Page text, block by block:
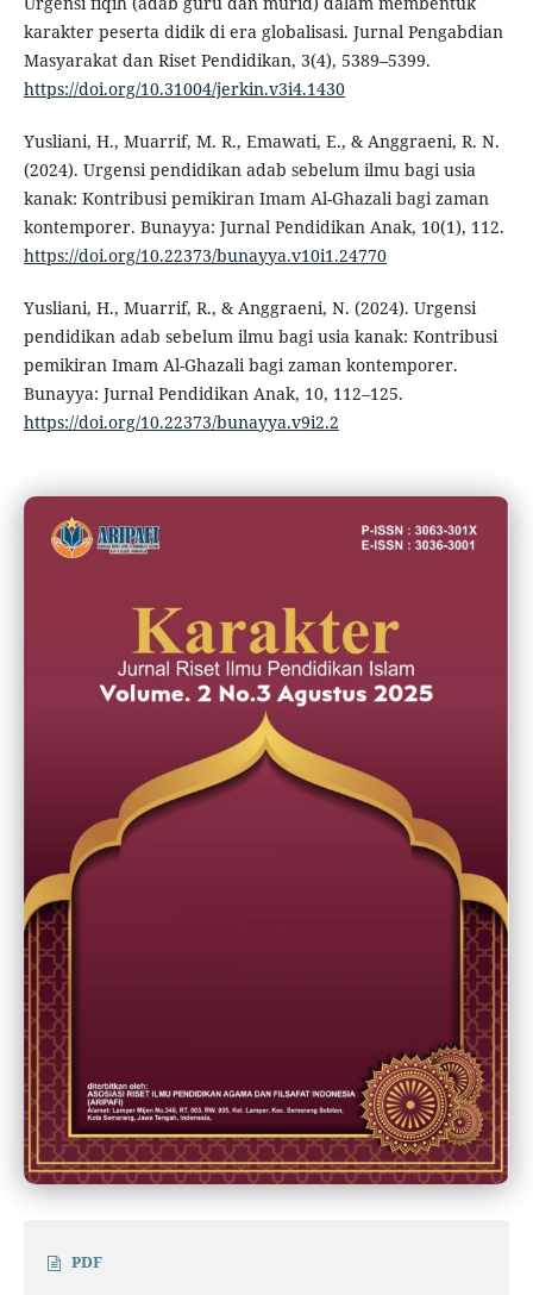
karakter peserta didik di era globalisasi. Jurnal Pengabdian
Masyarakat dan Riset Pendidikan, 3(4), 5389–5399.
https://doi.org/10.31004/jerkin.v3i4.1430
Yusliani, H., Muarrif, M. R., Emawati, E., & Anggraeni, R. N.
(2024). Urgensi pendidikan adab sebelum ilmu bagi usia
kanak: Kontribusi pemikiran Imam Al-Ghazali bagi zaman
kontemporer. Bunayya: Jurnal Pendidikan Anak, 10(1), 112.
https://doi.org/10.22373/bunayya.v10i1.24770
Yusliani, H., Muarrif, R., & Anggraeni, N. (2024). Urgensi
pendidikan adab sebelum ilmu bagi usia kanak: Kontribusi
pemikiran Imam Al-Ghazali bagi zaman kontemporer.
Bunayya: Jurnal Pendidikan Anak, 10, 112–125.
https://doi.org/10.22373/bunayya.v9i2.2
PDF